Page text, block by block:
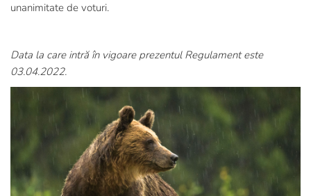
unanimitate de voturi.
Data la care intră în vigoare prezentul Regulament este
03.04.2022.